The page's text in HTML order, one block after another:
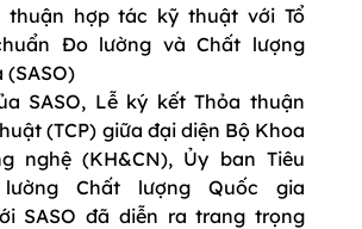
thuận hợp tác kỹ thuật với Tổ
Đo lường và Chất lượng
(SASO)
SASO, Lễ ký kết Thỏa thuận
(TCP) giữa đại diện Bộ Khoa
nghệ (KH&CN), Ủy ban Tiêu
Chất lượng Quốc gia
SASO đã diễn ra trang trọng